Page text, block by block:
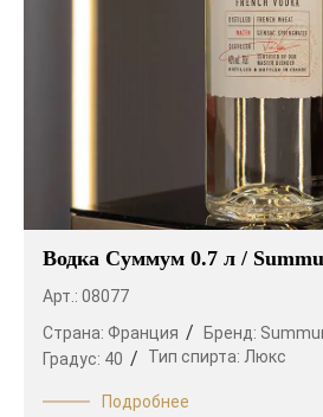
Водка Суммум 0.7 л /
Арт.: 08077
Страна: Франция Бренд:
Градус: 40 Тип спирта: Люкс
Подробнее